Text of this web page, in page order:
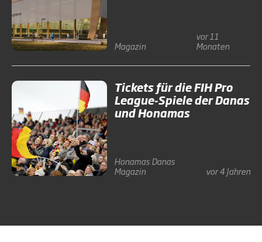
Magazin
vor 11
Monaten
Tickets für die FIH Pro
League-Spiele der Danas
und Honamas
HonamasDanas
Magazin
vor 4 Jahren